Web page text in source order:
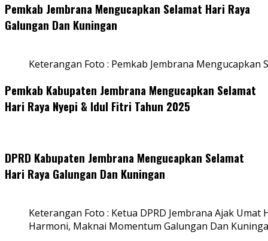
Pemkab Jembrana Mengucapkan Selamat Hari Raya
Galungan Dan Kuningan
Keterangan Foto : Pemkab Jembrana Mengucapkan
Pemkab Kabupaten Jembrana Mengucapkan Selamat
Hari Raya Nyepi & Idul Fitri Tahun 2025
DPRD Kabupaten Jembrana Mengucapkan Selamat
Hari Raya Galungan Dan Kuningan
Keterangan Foto : Ketua DPRD Jembrana Ajak
Harmoni, Maknai Momentum Galungan Dan